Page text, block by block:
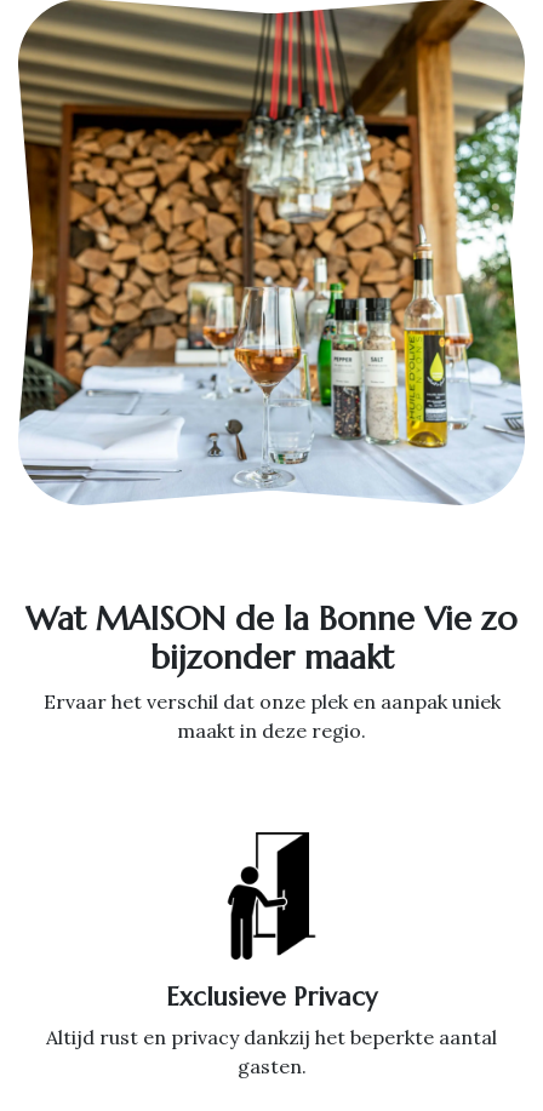
Wat MAISON de la Bonne Vie zo
bijzonder maakt
Ervaar het verschil dat onze plek en aanpak uniek
maakt in deze regio.
Exclusieve Privacy
Altijd rust en privacy dankzij het beperkte aantal
gasten.